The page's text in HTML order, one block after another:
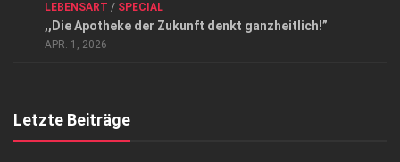
Datenschutzerklärung
Top Magazin Dresden / Ostsachsen
LEBENSART / SPECIAL
,,Die Apotheke der Zukunft denkt ganzheitlich!”
APR. 1, 2026
Letzte Beiträge